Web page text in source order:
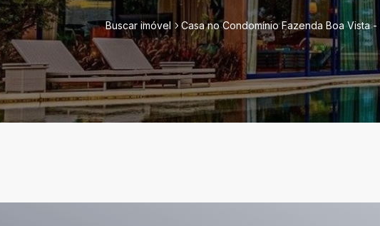
Buscar imóvel Casa no Condomínio Fazenda Boa Vista -